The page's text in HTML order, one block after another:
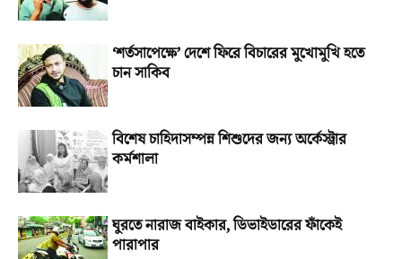
‘শর্তসাপেক্ষে’ দেশে ফিরে বিচারের মুখোমুখি হতে
চান সাকিব
বিশেষ চাহিদাসম্পন্ন শিশুদের জন্য অর্কেস্ট্রার
কর্মশালা
ঘুরতে নারাজ বাইকার, ডিভাইডারের ফাঁকেই
পারাপার